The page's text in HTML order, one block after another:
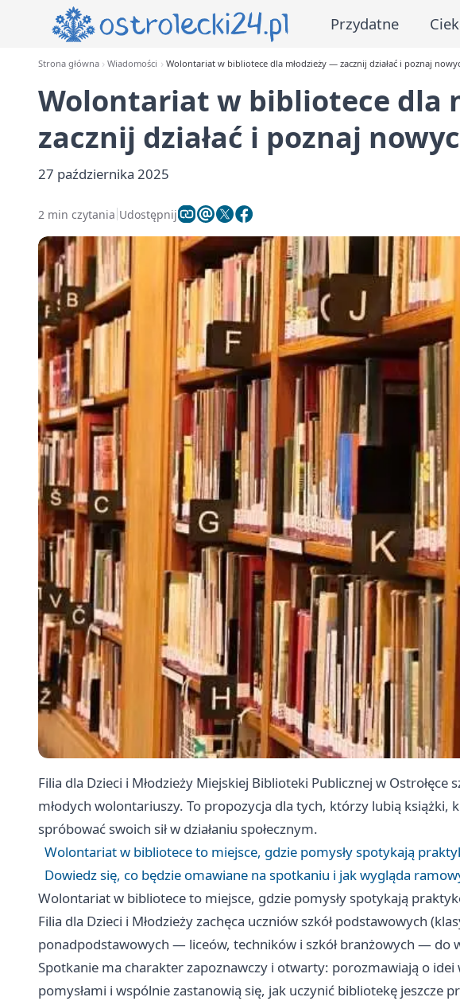
Przydatne
Strona główna Wiadomości Wolontariat w bibliotece dla młodzieży — zacznij działać i poznaj
Wolontariat w bibliotece dla
zacznij działać i poznaj
27 października 2025
2 min czytania Udostępnij
Filia dla Dzieci i Młodzieży Miejskiej Biblioteki Publicznej w
młodych wolontariuszy. To propozycja dla tych, którzy lubią książki,
spróbować swoich sił w działaniu społecznym.
Wolontariat w bibliotece to miejsce, gdzie pomysły spotykają
Dowiedz się, co będzie omawiane na spotkaniu i jak wygląda
Wolontariat w bibliotece to miejsce, gdzie pomysły spotykają
Filia dla Dzieci i Młodzieży zachęca uczniów szkół podstawowych
ponadpodstawowych — liceów, techników i szkół branżowych — do
Spotkanie ma charakter zapoznawczy i otwarty: porozmawiają o
pomysłami i wspólnie zastanowią się, jak uczynić bibliotekę jeszcze